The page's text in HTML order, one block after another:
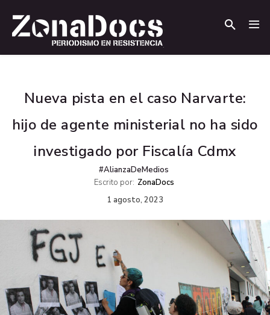
Nueva pista en el caso Narvarte:
hijo de agente ministerial no ha sido
investigado por Fiscalía Cdmx
#AlianzaDeMedios
Escrito por: ZonaDocs
1 agosto, 2023